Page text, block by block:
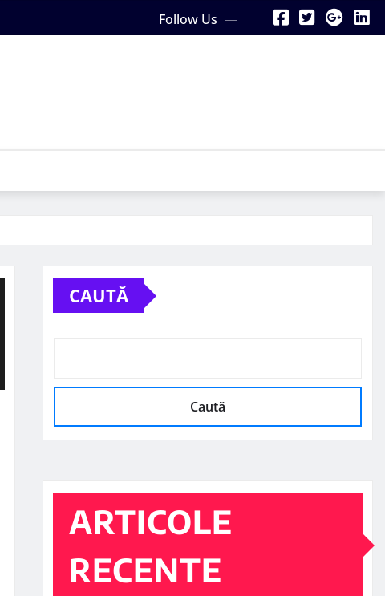
Follow Us
CAUTĂ
Caută
ARTICOLE
RECENTE